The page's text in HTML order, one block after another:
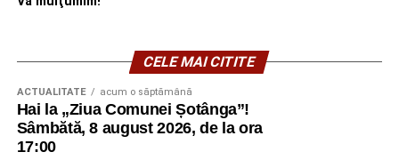
CELE MAI CITITE
ACTUALITATE acum o săptămână
Hai la „Ziua Comunei Șotânga”!
Sâmbătă, 8 august 2026, de la ora
17:00